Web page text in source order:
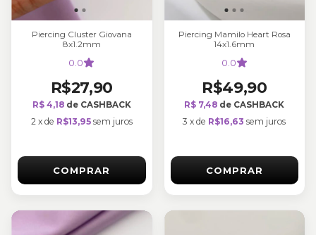
Piercing Cluster Giovana
8x1.2mm
0.0
R$27,90
R$ 4,18de CASHBACK
2 x de R$13,95 sem juros
COMPRAR
Piercing Mamilo Heart Rosa
14x1.6mm
0.0
R$49,90
R$ 7,48 de CASHBACK
3 xde R$16,63 sem juros
COMPRAR